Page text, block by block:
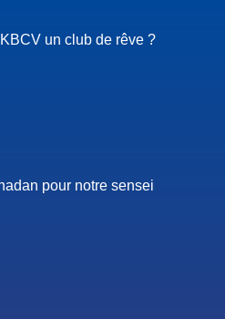
un club de rêve ?
pour notre sensei